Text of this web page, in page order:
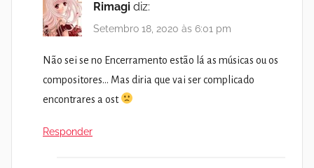
Rimagi diz:
Setembro 18, 2020 às 6:01 pm
Não sei se no Encerramento estão lá as músicas ou os
compositores… Mas diria que vai ser complicado
encontrares a ost
Responder